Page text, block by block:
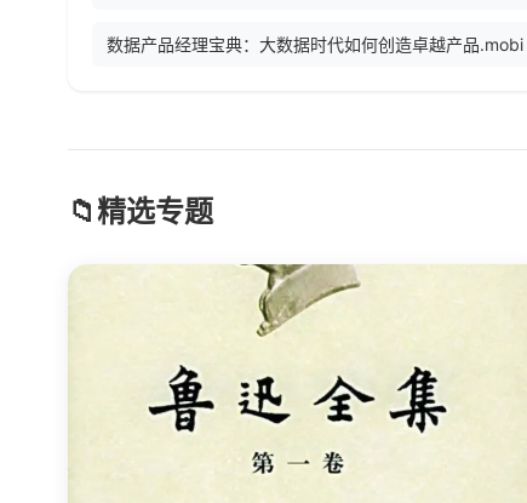
数据产品经理宝典：大数据时代如何创造卓越产品.mobi
📁精选专题